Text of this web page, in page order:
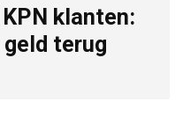
klanten:
terug